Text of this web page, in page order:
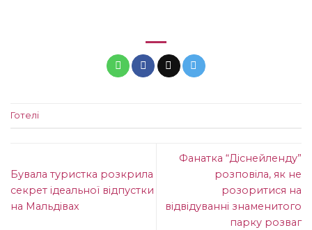
Готелі
Бувала туристка розкрила
секрет ідеальної відпустки
на Мальдівах
Фанатка “Діснейленду”
розповіла, як не
розоритися на
відвідуванні знаменитого
парку розваг